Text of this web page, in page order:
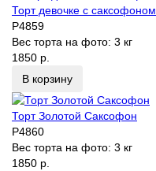
Торт девочке с саксофоном
P4859
Вес торта на фото: 3 кг
1850 р.
В корзину
Торт Золотой Саксофон
P4860
Вес торта на фото: 3 кг
1850 р.